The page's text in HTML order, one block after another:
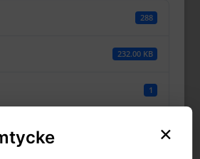
288
232.00 KB
1
×